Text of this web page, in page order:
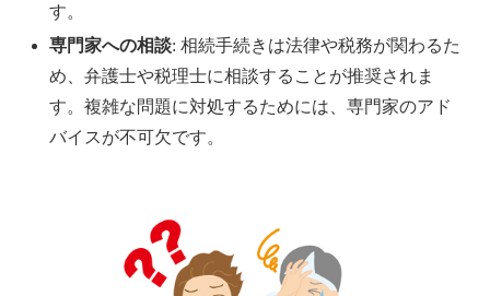
す。
専門家への相談: 相続手続きは法律や税務が関わるた
め、弁護士や税理士に相談することが推奨されま
す。複雑な問題に対処するためには、専門家のアド
バイスが不可欠です。